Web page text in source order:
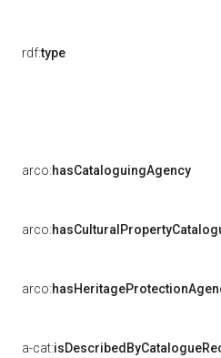
rdf:type
arco:hasCataloguingAgency
arco:
arco:
a-cat: